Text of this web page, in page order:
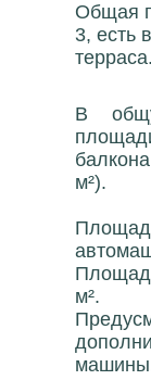
Общая
3, есть
терраса.
В
м²).
м².